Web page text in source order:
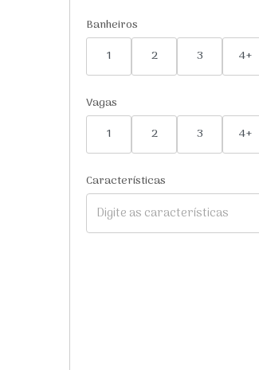
Banheiros
1
2 3 4+
Vagas
1
2 3 4+
Características